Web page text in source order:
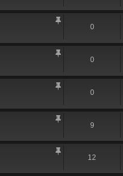
0
0
0
9
12